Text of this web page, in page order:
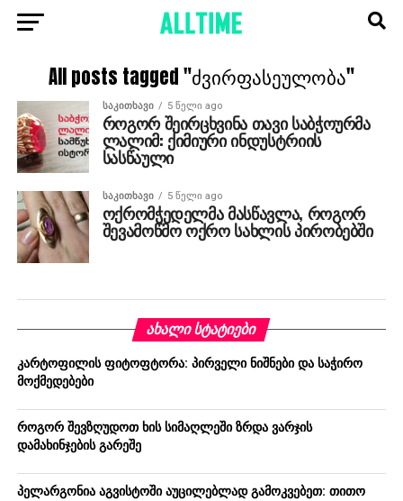
All posts tagged "ძვირფასეულობა"
ᲡᲐᲙᲘᲗᲮᲐᲕᲘ 5 წელი ago
როგორ შეირცხვინა თავი საბჭოურმა
ლალიმ: ქიმიური ინდუსტრიის
სასწაული
ᲡᲐᲙᲘᲗᲮᲐᲕᲘ 5 წელი ago
ოქრომჭედელმა მასწავლა, როგორ
შევამოწმო ოქრო სახლის პირობებში
ᲐᲮᲐᲚᲘ ᲡᲢᲐᲢᲘᲔᲑᲘ
კარტოფილის ფიტოფტორა: პირველი ნიშნები და საჭირო
მოქმედებები
როგორ შევზღუდოთ ხის სიმაღლეში ზრდა ვარჯის
დამახინჯების გარეშე
პელარგონია აგვისტოში აუცილებლად გამოკვებეთ: თითო